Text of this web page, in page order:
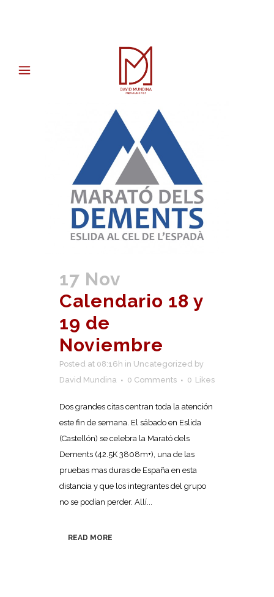
17 Nov
Calendario 18 y
19 de
Noviembre
Posted at 08:16h in Uncategorized by
David Mundina
0 Comments 0 Likes
Dos grandes citas centran toda la atención
este fin de semana. El sábado en Eslida
(Castellón) se celebra la Marató dels
Dements (42.5K 3808m+), una de las
pruebas mas duras de España en esta
distancia y que los integrantes del grupo
no se podían perder. Allí...
READ MORE